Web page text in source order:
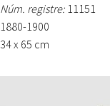
Núm. registre: 11151
1880-1900
34 x 65 cm